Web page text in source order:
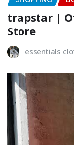
trapstar |
Store
essentials